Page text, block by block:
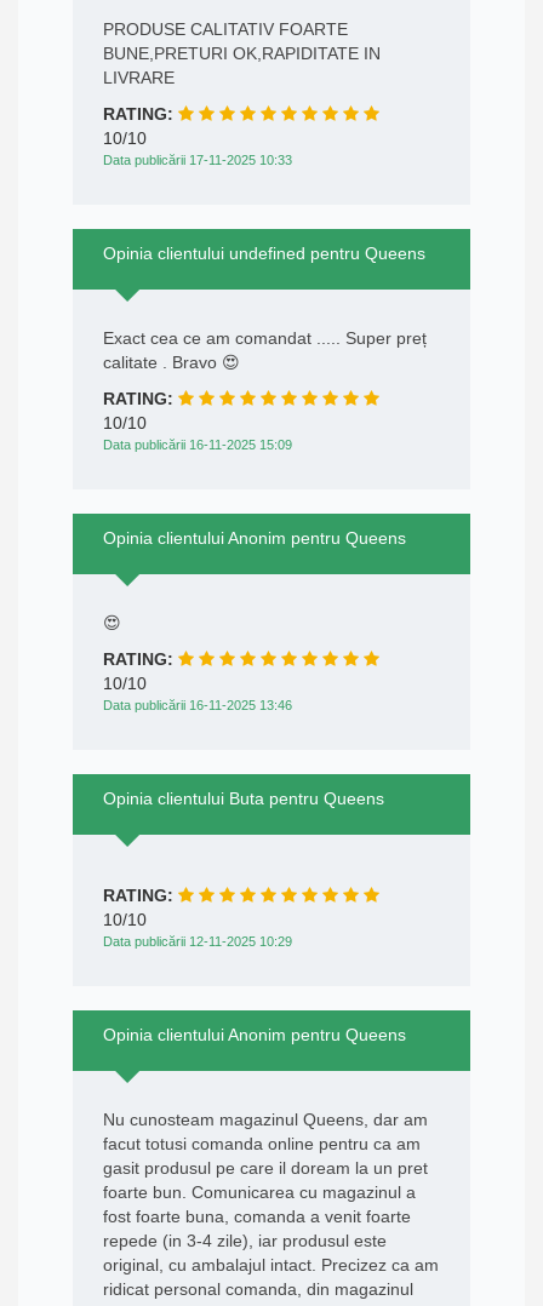
PRODUSE CALITATIV FOARTE
BUNE,PRETURI OK,RAPIDITATE IN
LIVRARE
RATING:
10/10
Data publicării 17-11-2025 10:33
Opinia clientului undefined pentru Queens
Exact cea ce am comandat ..... Super preț
calitate . Bravo 😍
RATING:
10/10
Data publicării 16-11-2025 15:09
Opinia clientului Anonim pentru Queens
😍
RATING:
10/10
Data publicării 16-11-2025 13:46
Opinia clientului Buta pentru Queens
RATING:
10/10
Data publicării 12-11-2025 10:29
Opinia clientului Anonim pentru Queens
Nu cunosteam magazinul Queens, dar am
facut totusi comanda online pentru ca am
gasit produsul pe care il doream la un pret
foarte bun. Comunicarea cu magazinul a
fost foarte buna, comanda a venit foarte
repede (in 3-4 zile), iar produsul este
original, cu ambalajul intact. Precizez ca am
ridicat personal comanda, din magazinul